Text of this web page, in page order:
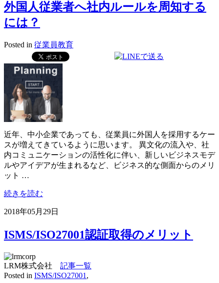
外国人従業者へ社内ルールを周知する
には？
Posted in 従業員教育
近年、中小企業であっても、従業員に外国人を採用するケー
スが増えてきているように思います。 異文化の流入や、社
内コミュニケーションの活性化に伴い、新しいビジネスモデ
ルやアイデアが生まれるなど、ビジネス的な側面からのメリ
ット …
続きを読む
2018年05月29日
ISMS/ISO27001認証取得のメリット
LRM株式会社 記事一覧
Posted in ISMS/ISO27001 ,